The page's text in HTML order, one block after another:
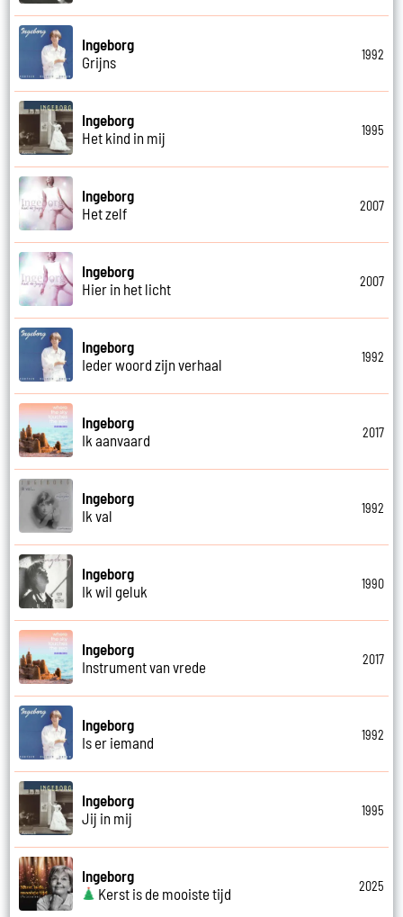
Ingeborg
Grijns
1992
Ingeborg
Het kind in mij
1995
Ingeborg
Het zelf
2007
Ingeborg
Hier in het licht
2007
Ingeborg
Ieder woord zijn verhaal
1992
Ingeborg
Ik aanvaard
2017
Ingeborg
Ik val
1992
Ingeborg
Ik wil geluk
1990
Ingeborg
Instrument van vrede
2017
Ingeborg
Is er iemand
1992
Ingeborg
Jij in mij
1995
Ingeborg
Kerst is de mooiste tijd
2025